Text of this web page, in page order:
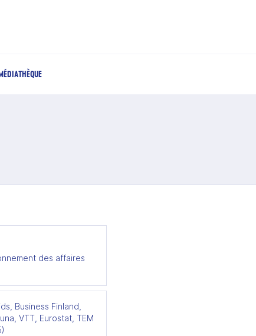
des affaires
Business Finland,
VTT, Eurostat, TEM